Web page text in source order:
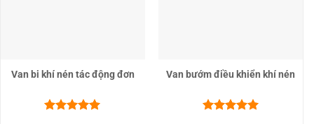
Van bi khí nén tác động đơn Van bướm điều khiển khí nén